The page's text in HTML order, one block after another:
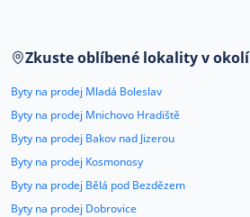
O nás
Kariéra
Kontakt
Zkuste oblíbené lokality v okolí
Byty na prodej Mladá Boleslav
Byty na prodej Mnichovo Hradiště
Byty na prodej Bakov nad Jizerou
Byty na prodej Kosmonosy
Byty na prodej Bělá pod Bezdězem
Byty na prodej Dobrovice